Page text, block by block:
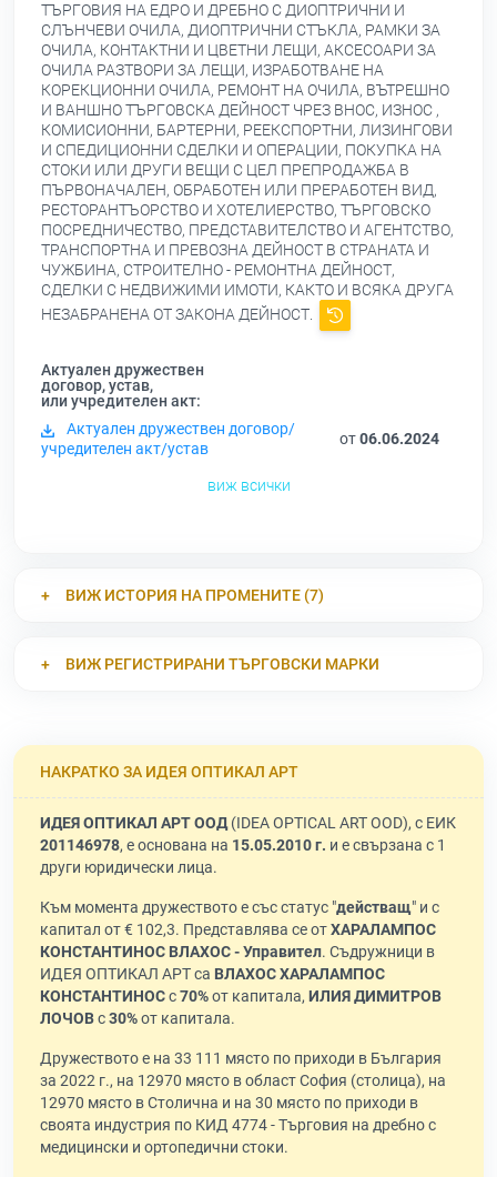
ТЪРГОВИЯ НА ЕДРО И ДРЕБНО С ДИОПТРИЧНИ И
СЛЪНЧЕВИ ОЧИЛА, ДИОПТРИЧНИ СТЪКЛА, РАМКИ ЗА
ОЧИЛА, КОНТАКТНИ И ЦВЕТНИ ЛЕЩИ, АКСЕСОАРИ ЗА
ОЧИЛА РАЗТВОРИ ЗА ЛЕЩИ, ИЗРАБОТВАНЕ НА
КОРЕКЦИОННИ ОЧИЛА, РЕМОНТ НА ОЧИЛА, ВЪТРЕШНО
И ВАНШНО ТЪРГОВСКА ДЕЙНОСТ ЧРЕЗ ВНОС, ИЗНОС ,
КОМИСИОННИ, БАРТЕРНИ, РЕЕКСПОРТНИ, ЛИЗИНГОВИ
И СПЕДИЦИОННИ СДЕЛКИ И ОПЕРАЦИИ, ПОКУПКА НА
СТОКИ ИЛИ ДРУГИ ВЕЩИ С ЦЕЛ ПРЕПРОДАЖБА В
ПЪРВОНАЧАЛЕН, ОБРАБОТЕН ИЛИ ПРЕРАБОТЕН ВИД,
РЕСТОРАНТЪОРСТВО И ХОТЕЛИЕРСТВО, ТЪРГОВСКО
ПОСРЕДНИЧЕСТВО, ПРЕДСТАВИТЕЛСТВО И АГЕНТСТВО,
ТРАНСПОРТНА И ПРЕВОЗНА ДЕЙНОСТ В СТРАНАТА И
ЧУЖБИНА, СТРОИТЕЛНО - РЕМОНТНА ДЕЙНОСТ,
СДЕЛКИ С НЕДВИЖИМИ ИМОТИ, КАКТО И ВСЯКА ДРУГА
НЕЗАБРАНЕНА ОТ ЗАКОНА ДЕЙНОСТ.
Актуален дружествен
договор, устав,
или учредителен акт:
Актуален дружествен договор/
учредителен акт/устав
от06.06.2024
виж всички
ВИЖ ИСТОРИЯ НА ПРОМЕНИТЕ (7)
ВИЖ РЕГИСТРИРАНИ ТЪРГОВСКИ МАРКИ
НАКРАТКО ЗА ИДЕЯ ОПТИКАЛ АРТ
ИДЕЯ ОПТИКАЛ АРТ ООД(IDEA OPTICAL ART OOD), с ЕИК
201146978, е основана на 15.05.2010 г. и е свързана с 1
други юридически лица.
Към момента дружеството е със статус "действащ" и с
капитал от € 102,3. Представлява се отХАРАЛАМПОС
КОНСТАНТИНОС ВЛАХОС - Управител. Съдружници в
ИДЕЯ ОПТИКАЛ АРТ са ВЛАХОС ХАРАЛАМПОС
КОНСТАНТИНОСс70%от капитала, ИЛИЯ ДИМИТРОВ
ЛОЧОВс30%от капитала.
Дружеството е на 33 111 място по приходи в България
за 2022 г., на 12970 място в област София (столица), на
12970 място в Столична и на 30 място по приходи в
своята индустрия по КИД 4774 - Търговия на дребно с
медицински и ортопедични стоки.